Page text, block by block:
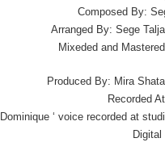
Composed By:
Arranged By: Sege
Mixeded and
Produced By: Mira
Recorded
Dominique ‘ voice recorded at
Digital